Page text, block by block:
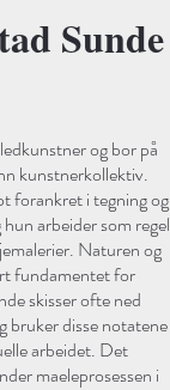
Sunde
og bor på
kunstnerkollektiv.
forankret i tegning og
arbeider som regel
Naturen og
fundamentet for
skisser ofte ned
bruker disse notatene
arbeidet. Det
maeleprosessen i